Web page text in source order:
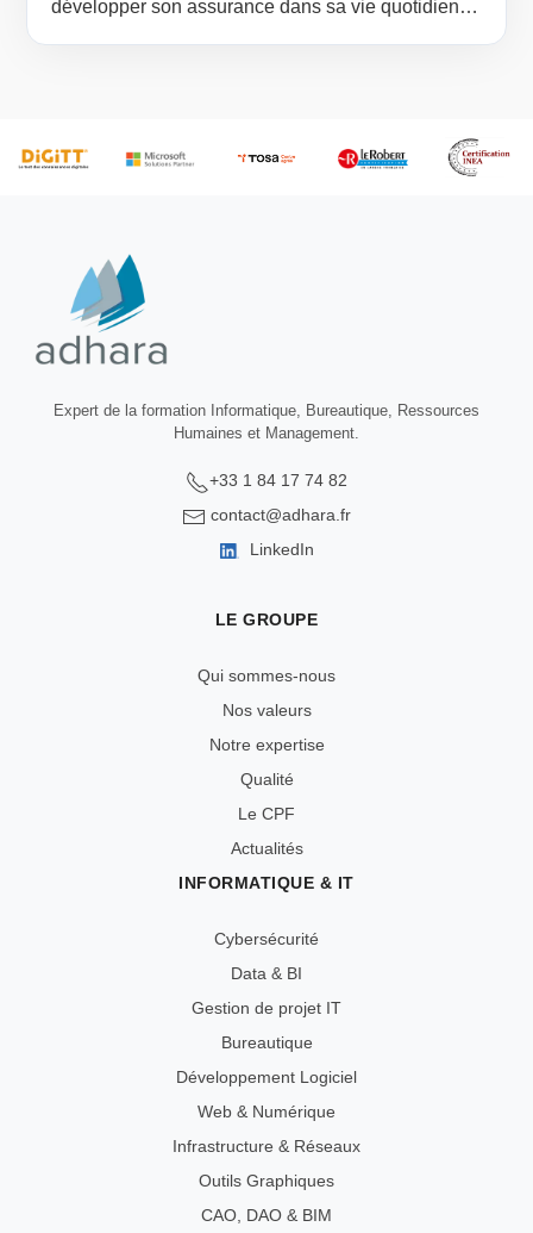
développer son assurance dans sa vie quotidienne
Expert de la formation Informatique, Bureautique, Ressources
Humaines et Management.
+33 1 84 17 74 82
contact@adhara.fr
LinkedIn
LE GROUPE
Qui sommes-nous
Nos valeurs
Notre expertise
Qualité
Le CPF
Actualités
INFORMATIQUE & IT
Cybersécurité
Data & BI
Gestion de projet IT
Bureautique
Développement Logiciel
Web & Numérique
Infrastructure & Réseaux
Outils Graphiques
CAO, DAO & BIM